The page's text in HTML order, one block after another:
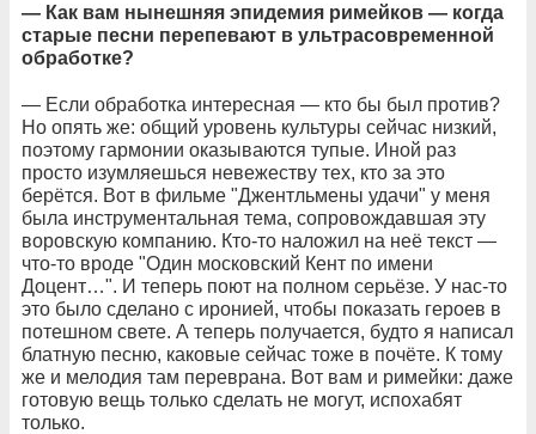
— Как вам нынешняя эпидемия римейков — когда
старые песни перепевают в ультрасовременной
обработке?
— Если обработка интересная — кто бы был против?
Но опять же: общий уровень культуры сейчас низкий,
поэтому гармонии оказываются тупые. Иной раз
просто изумляешься невежеству тех, кто за это
берётся. Вот в фильме "Джентльмены удачи" у меня
была инструментальная тема, сопровождавшая эту
воровскую компанию. Кто-то наложил на неё текст —
что-то вроде "Один московский Кент по имени
Доцент…". И теперь поют на полном серьёзе. У нас-то
это было сделано с иронией, чтобы показать героев в
потешном свете. А теперь получается, будто я написал
блатную песню, каковые сейчас тоже в почёте. К тому
же и мелодия там переврана. Вот вам и римейки: даже
готовую вещь только сделать не могут, испохабят
только.